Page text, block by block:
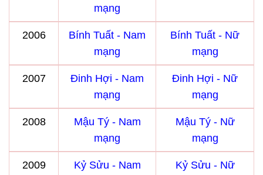
mạng
2006
Bính Tuất - Nam
mạng
Bính Tuất - Nữ
mạng
2007
Đinh Hợi - Nam
mạng
Đinh Hợi - Nữ
mạng
2008
Mậu Tý - Nam
mạng
Mậu Tý - Nữ
mạng
2009
Kỷ Sửu - Nam
Kỷ Sửu - Nữ